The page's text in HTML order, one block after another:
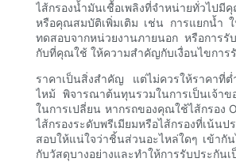
ไส้กรองน้ำมันเชื้อเพลิงที่จำหน่ายทั่วไป
หรือคุณสมบัติเพิ่มเติม เช่น การแยกน้ำ
ทดสอบจากหน่วยงานภายนอก หรือการรั
กับที่คุณใช้ ให้ความสำคัญกับเงื่อนไขการ
ราคาเป็นสิ่งสำคัญ แต่ไม่ควรให้ราคาที่
ไหม้ พิจารณาต้นทุนรวมในการเป็นเจ้าข
ในการเปลี่ยน หากรถของคุณใช้ไส้กรอง
ไส้กรองระดับพรีเมียมหรือไส้กรองที่เน้น
สอบให้แน่ใจว่าชิ้นส่วนอะไหล่ใดๆ เข้ากั
กับวัสดุบางอย่างและทำให้การรับประกัน